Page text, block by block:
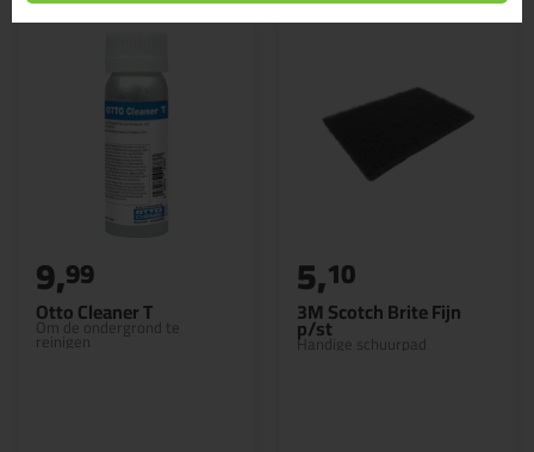
Otto Cleaner T
Om de ondergrond te
reinigen
9,99
3M Scotch Brite Fijn
p/st
Handige schuurpad
5,10